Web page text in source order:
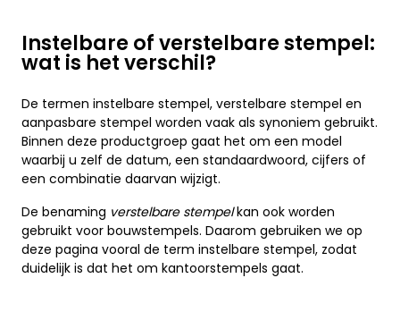
Instelbare of verstelbare stempel:
wat is het verschil?
De termen instelbare stempel, verstelbare stempel en
aanpasbare stempel worden vaak als synoniem gebruikt.
Binnen deze productgroep gaat het om een model
waarbij u zelf de datum, een standaardwoord, cijfers of
een combinatie daarvan wijzigt.
De benaming verstelbare stempelkan ook worden
gebruikt voor bouwstempels. Daarom gebruiken we op
deze pagina vooral de term instelbare stempel, zodat
duidelijk is dat het om kantoorstempels gaat.